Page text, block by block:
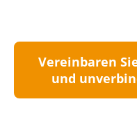
Vereinbaren
und